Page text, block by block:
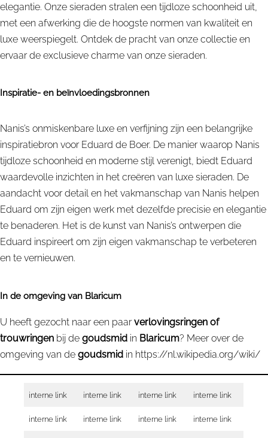
elegantie. Onze sieraden stralen een tijdloze schoonheid uit,
met een afwerking die de hoogste normen van kwaliteit en
luxe weerspiegelt. Ontdek de pracht van onze collectie en
ervaar de exclusieve charme van onze sieraden.
Inspiratie- en beïnvloedingsbronnen
Nanis’s onmiskenbare luxe en verfijning zijn een belangrijke
inspiratiebron voor Eduard de Boer. De manier waarop Nanis
tijdloze schoonheid en moderne stijl verenigt, biedt Eduard
waardevolle inzichten in het creëren van luxe sieraden. De
aandacht voor detail en het vakmanschap van Nanis helpen
Eduard om zijn eigen werk met dezelfde precisie en elegantie
te benaderen. Het is de kunst van Nanis’s ontwerpen die
Eduard inspireert om zijn eigen vakmanschap te verbeteren
en te vernieuwen.
In de omgeving van Blaricum
U heeft gezocht naar een paarverlovingsringen of
trouwringen bij de goudsmid in Blaricum? Meer over de
omgeving van de goudsmid in https://nl.wikipedia.org/wiki/
interne link interne link interne link interne link
interne link interne link interne link interne link